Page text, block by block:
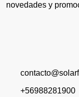
novedades y
+56988281900